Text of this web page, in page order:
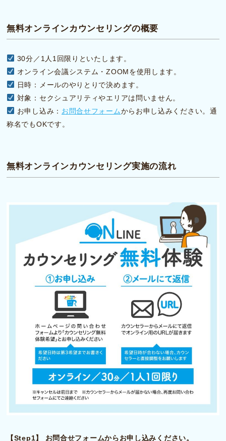
無料オンラインカウンセリングの概要
30分／1人1回限りといたします。
オンライン会議システム・ZOOMを使用します。
日時：メールのやりとりで決めます。
対象：セクシュアリティやエリアは問いません。
お申し込み： お問合せフォームからお申し込みください。通
称名でもOKです。
無料オンラインカウンセリング実施の流れ
【Step1】 お問合せフォームからお申し込みください。